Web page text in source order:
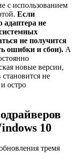
с использованием
Если
адаптера не
не получится
ошибки и сбои). А
новые версии,
не
остро
10
тремя